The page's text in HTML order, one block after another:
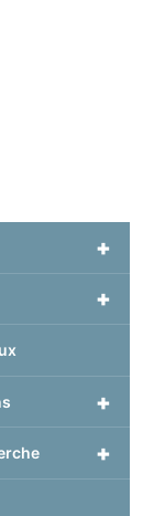
+
+
+
+